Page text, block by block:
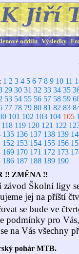
oddílu Výsledky
1 2 3 4 5 6 7 8 9 10 11
29 30 31 32 33 34 35
53 54 55 56 57 58 59
77 78 79 80 81 82 83
101 102 103 104 105
118 119 120 121 122
135 136 137 138 139
152 153 154 155 156
169 170 171 172 173
186 187 188 189 190
!! ZMĚNA !!
závod Školní ligy
jej na příští
se bude ve
podmínky pro
na Vás všechny
pohár MTB.